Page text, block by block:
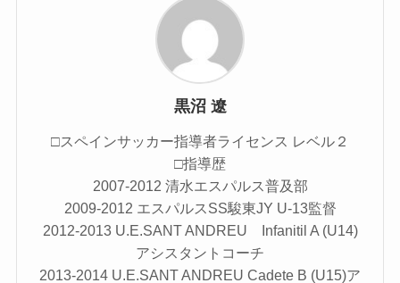
黒沼 遼
□スペインサッカー指導者ライセンス レベル２
□指導歴
2007-2012 清水エスパルス普及部
2009-2012 エスパルスSS駿東JY U-13監督
2012-2013 U.E.SANT ANDREU Infanitil A (U14)
アシスタントコーチ
2013-2014 U.E.SANT ANDREU Cadete B (U15)ア